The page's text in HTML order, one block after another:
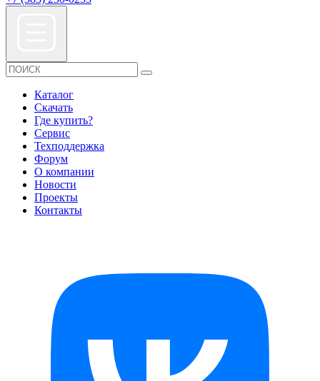
Каталог
Скачать
Где купить?
Сервис
Техподдержка
Форум
О компании
Новости
Проекты
Контакты